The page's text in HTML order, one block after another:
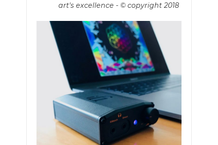
art's excellence - © copyright 2018